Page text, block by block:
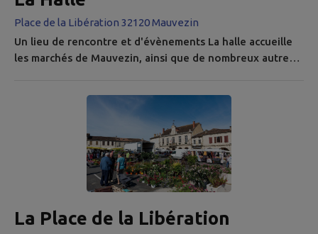
Place de la Libération 32120 Mauvezin
Un lieu de rencontre et d'évènements La halle accueille
les marchés de Mauvezin, ainsi que de nombreux autres
gourmands de l'été ➡ Voir l'agenda des événements à
Mauvezin Histoire Ancien marché couvert datant du
XIVème siècle, restauré et réhabilité plusieurs fois. Ce
bâtiment avait pour...
La Place de la Libération